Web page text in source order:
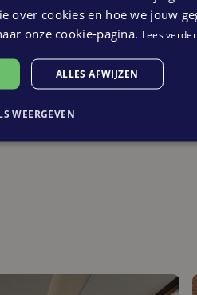
uur!
over cookies en hoe we jouw
onze cookie-pagina. Lees verder
ALLES AFWIJZEN
WEERGEVEN